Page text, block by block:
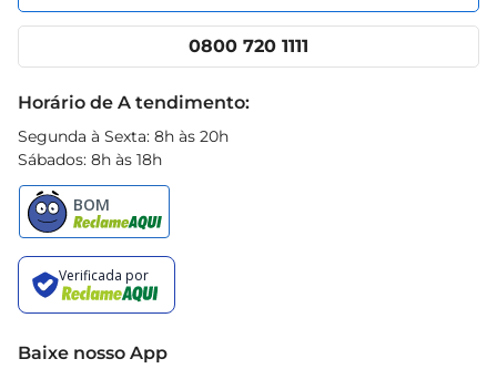
600g, ideal para servir até 4 porções. É uma
opção que combina qualidade e sabor,
Experimente e descubra como é fácil saborear
uma lasanha feita com carinho e dedicação.
Cencosud Media
App Prezunic
0800 720 1111
Horário de A tendimento:
Segunda à Sexta: 8h às 20h
Sábados: 8h às 18h
Baixe nosso App